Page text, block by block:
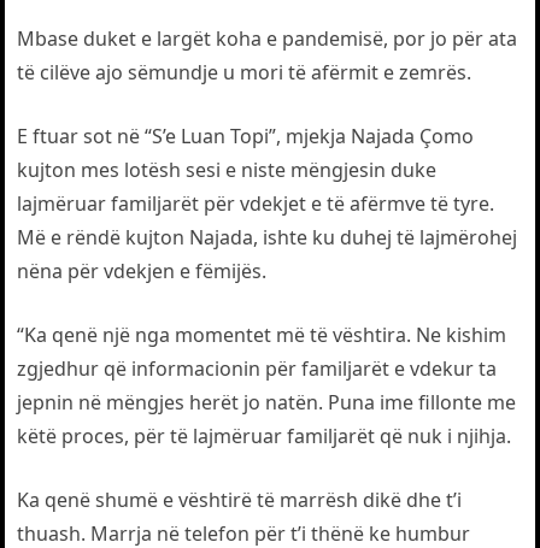
Mbase duket e largët koha e pandemisë, por jo për ata
të cilëve ajo sëmundje u mori të afërmit e zemrës.
E ftuar sot në “S’e Luan Topi”, mjekja Najada Çomo
kujton mes lotësh sesi e niste mëngjesin duke
lajmëruar familjarët për vdekjet e të afërmve të tyre.
Më e rëndë kujton Najada, ishte ku duhej të lajmërohej
nëna për vdekjen e fëmijës.
“Ka qenë një nga momentet më të vështira. Ne kishim
zgjedhur që informacionin për familjarët e vdekur ta
jepnin në mëngjes herët jo natën. Puna ime fillonte me
këtë proces, për të lajmëruar familjarët që nuk i njihja.
Ka qenë shumë e vështirë të marrësh dikë dhe t’i
thuash. Marrja në telefon për t’i thënë ke humbur